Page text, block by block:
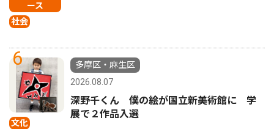
ース
社会
6
文化
多摩区・麻生区
2026.08.07
深野千くん 僕の絵が国立新美術館に 学
展で２作品入選